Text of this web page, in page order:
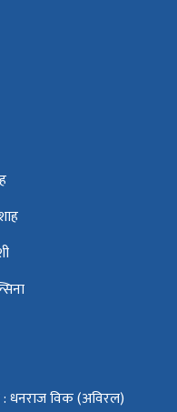
: धनराज विक (अविरल)